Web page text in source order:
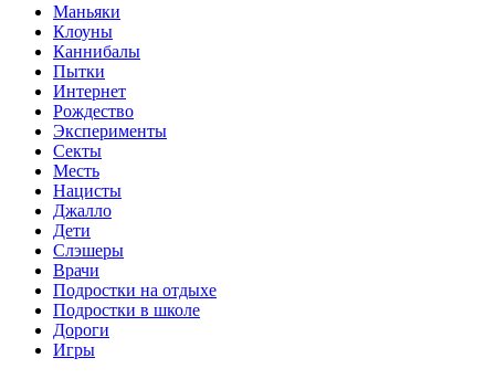
Маньяки
Клоуны
Каннибалы
Пытки
Интернет
Рождество
Эксперименты
Секты
Месть
Нацисты
Джалло
Дети
Слэшеры
Врачи
Подростки на отдыхе
Подростки в школе
Дороги
Игры